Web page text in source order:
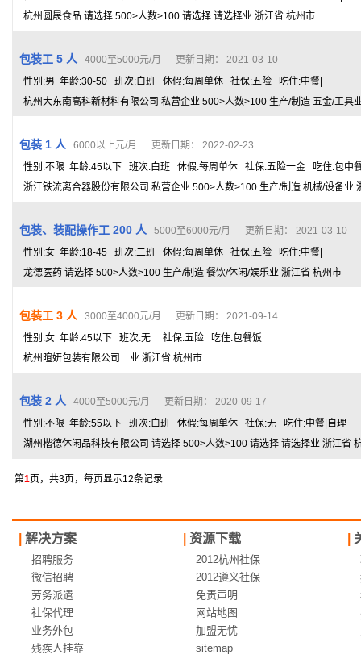
杭州圆晟食品 请选择 500>人数>100 请选择 请选择业 浙江省 杭州市
包装工 5 人
4000至5000元/月 更新日期： 2021-03-10
性别:男 年龄:30-50 班次:白班 休假:每周单休 社保:五险 吃住:中餐|
杭州大东南高科新材料有限公司 私营企业 500>人数>100 生产/制造 五金/工具
包装 1 人
6000以上元/月 更新日期： 2022-02-23
性别:不限 年龄:45以下 班次:白班 休假:每周单休 社保:五险一金 吃住:包中
浙江铁流离合器股份有限公司 私营企业 500>人数>100 生产/制造 机械/设备业
包装、装配操作工 200 人
5000至6000元/月 更新日期： 2021-03-10
性别:女 年龄:18-45 班次:二班 休假:每周单休 社保:五险 吃住:中餐|
龙德医药 请选择 500>人数>100 生产/制造 餐饮/休闲/娱乐业 浙江省 杭州市
包装工 3 人
3000至4000元/月 更新日期： 2021-09-14
性别:女 年龄:45以下 班次:无 社保:五险 吃住:包餐饭
杭州暄妍包装有限公司 业 浙江省 杭州市
包装 2 人
4000至5000元/月 更新日期： 2020-09-17
性别:不限 年龄:55以下 班次:白班 休假:每周单休 社保:无 吃住:中餐|自理
湖州楷德休闲品科技有限公司 请选择 500>人数>100 请选择 请选择业 浙江省
第1页，共3页，每页显示12条记录
解决方案 资源下载
招聘服务
微信招聘
劳务派遣
社保代理
业务外包
残疾人挂靠
2012杭州社保
2012遵义社保
免责声明
网站地图
加盟无忧
sitemap